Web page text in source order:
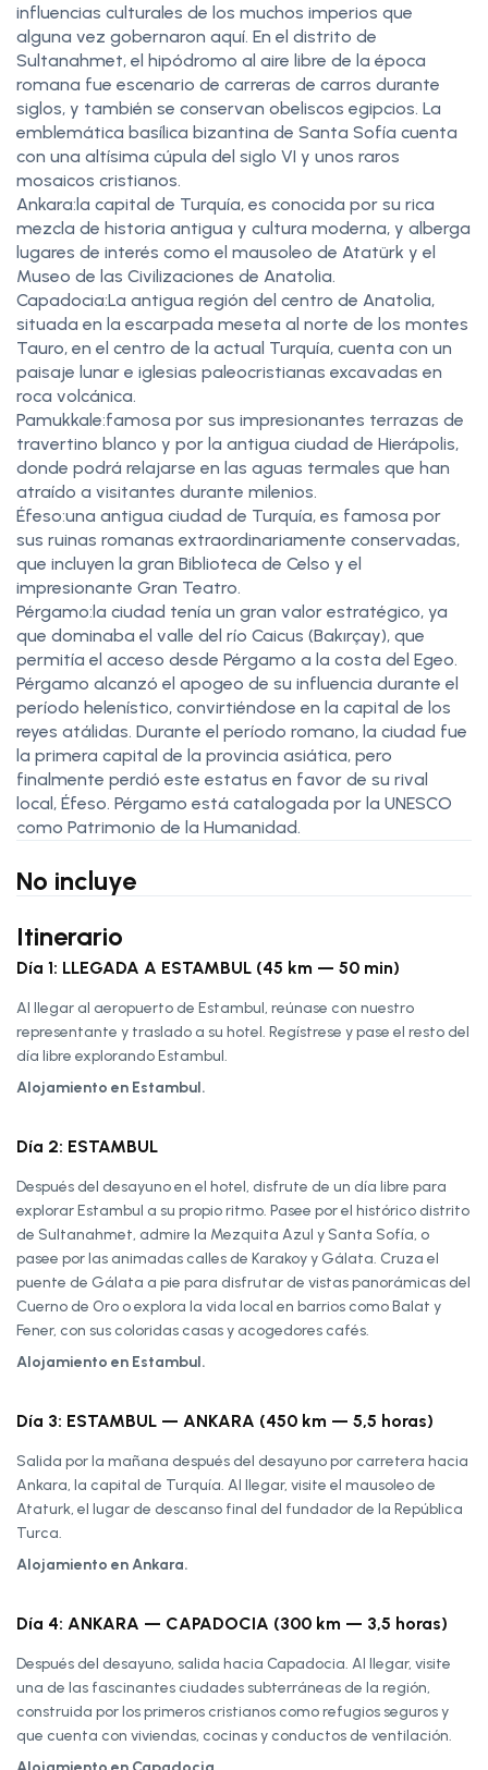
influencias culturales de los muchos imperios que
alguna vez gobernaron aquí. En el distrito de
Sultanahmet, el hipódromo al aire libre de la época
romana fue escenario de carreras de carros durante
siglos, y también se conservan obeliscos egipcios. La
emblemática basílica bizantina de Santa Sofía cuenta
con una altísima cúpula del siglo VI y unos raros
mosaicos cristianos.
Ankara:la capital de Turquía, es conocida por su rica
mezcla de historia antigua y cultura moderna, y alberga
lugares de interés como el mausoleo de Atatürk y el
Museo de las Civilizaciones de Anatolia.
Capadocia:La antigua región del centro de Anatolia,
situada en la escarpada meseta al norte de los montes
Tauro, en el centro de la actual Turquía, cuenta con un
paisaje lunar e iglesias paleocristianas excavadas en
roca volcánica.
Pamukkale:famosa por sus impresionantes terrazas de
travertino blanco y por la antigua ciudad de Hierápolis,
donde podrá relajarse en las aguas termales que han
atraído a visitantes durante milenios.
Éfeso:una antigua ciudad de Turquía, es famosa por
sus ruinas romanas extraordinariamente conservadas,
que incluyen la gran Biblioteca de Celso y el
impresionante Gran Teatro.
Pérgamo:la ciudad tenía un gran valor estratégico, ya
que dominaba el valle del río Caicus (Bakırçay), que
permitía el acceso desde Pérgamo a la costa del Egeo.
Pérgamo alcanzó el apogeo de su influencia durante el
período helenístico, convirtiéndose en la capital de los
reyes atálidas. Durante el período romano, la ciudad fue
la primera capital de la provincia asiática, pero
finalmente perdió este estatus en favor de su rival
local, Éfeso. Pérgamo está catalogada por la UNESCO
como Patrimonio de la Humanidad.
No incluye
Itinerario
Día 1: LLEGADA A ESTAMBUL (45 km — 50 min)
Al llegar al aeropuerto de Estambul, reúnase con nuestro
representante y traslado a su hotel. Regístrese y pase el resto del
día libre explorando Estambul.
Alojamiento en Estambul.
Día 2: ESTAMBUL
Después del desayuno en el hotel, disfrute de un día libre para
explorar Estambul a su propio ritmo. Pasee por el histórico distrito
de Sultanahmet, admire la Mezquita Azul y Santa Sofía, o
pasee por las animadas calles de Karakoy y Gálata. Cruza el
puente de Gálata a pie para disfrutar de vistas panorámicas del
Cuerno de Oro o explora la vida local en barrios como Balat y
Fener, con sus coloridas casas y acogedores cafés.
Alojamiento en Estambul.
Día 3: ESTAMBUL — ANKARA (450 km — 5,5 horas)
Salida por la mañana después del desayuno por carretera hacia
Ankara, la capital de Turquía. Al llegar, visite el mausoleo de
Ataturk, el lugar de descanso final del fundador de la República
Turca.
Alojamiento en Ankara.
Día 4: ANKARA — CAPADOCIA (300 km — 3,5 horas)
Después del desayuno, salida hacia Capadocia. Al llegar, visite
una de las fascinantes ciudades subterráneas de la región,
construida por los primeros cristianos como refugios seguros y
que cuenta con viviendas, cocinas y conductos de ventilación.